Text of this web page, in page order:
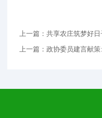
上一篇：共享农庄筑梦好日
上一篇：政协委员建言献